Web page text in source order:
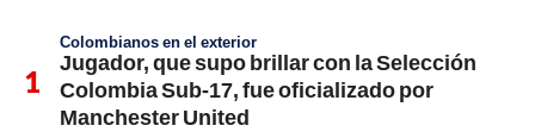
Colombianos en el exterior
Jugador, que supo brillar con la Selección
Colombia Sub-17, fue oficializado por
Manchester United